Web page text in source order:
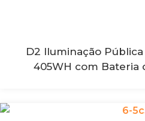
D2 Iluminação
405WH com Bateria